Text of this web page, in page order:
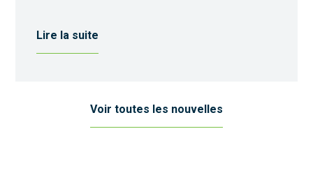
Lire la suite
Voir toutes les nouvelles